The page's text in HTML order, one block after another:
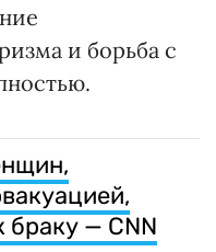
и борьба с
— CNN